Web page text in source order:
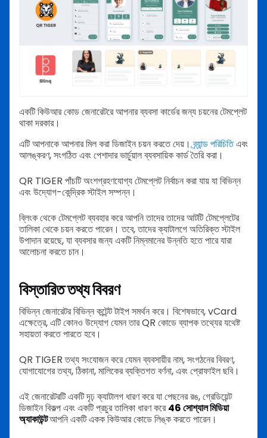
একটি কিউআর কোড জেনারেটরে আপনার ব্যবসা কার্ডের জন্য চয়নের টেমপ্লেট
থাকা দরকার।
এটি আপনাকে আপনার মিল করা ডিজাইন চয়ন করতে দেয়।ব্র্যান্ড পরিচিতিএবং
আলঙ্করণ, সংগঠিত এবং পেশাদার ভার্চুয়াল ব্যবসায়িক কার্ড তৈরি করা।
QR TIGER পাঁচটি অংশগ্রহণযোগ্য টেমপ্লেট নির্বাচন করা যায় যা বিভিন্ন
এবং উদ্যোগ-কেন্দ্রিক স্টাইল সম্পন্ন।
ব্লিংক থেকে টেমপ্লেট ব্যবহার করে আপনি তাদের তাদের আটটি টেমপ্লেটের
তালিকা থেকে চয়ন করতে পারেন। তবে, তাদের ক্যাটালগে অতিরিক্ত স্টাইল
উপাদান রয়েছে, যা ব্যবসার জন্য একটি নিম্নমানের উন্নতি হতে পারে যারা
আলোচনা করতে চান।
বিস্তারিত তথ্য বিবরণ
বিভিন্ন জেনারেটর বিভিন্ন কন্টেন্ট টাইপ সমর্থন করে। বিশেষভাবে, vCard
এক্ষেত্রে, এটি কোনও উদ্যোগ যেমন তার QR কোডে ব্যাপক তথ্যের যথেষ্ট
সহায়তা করতে পারতে হবে।
QR TIGER তথ্য সংযোজন করে যেমন ব্যবসায়ীর নাম, সংগঠনের বিবরণ,
যোগাযোগের তথ্য, ঠিকানা, মালিকের ব্যক্তিগত বর্ণনা, এবং প্রোফাইল ছবি।
এই জেনারেটরটি একটি দৃঢ় ক্যাটালগ ধারণ করে যা পেছনের রঙ, গ্রেডিয়েন্ট
ডিজাইন বিকল্প এবং একটি প্রচুর তালিকা ধারণ করে46 সোশ্যাল মিডিয়া
অ্যাকাউন্টআপনি একটি একক কিউআর কোডে লিঙ্ক করতে পারেন।